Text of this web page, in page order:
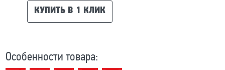
КУПИТЬ В 1 КЛИК
Особенности товара: